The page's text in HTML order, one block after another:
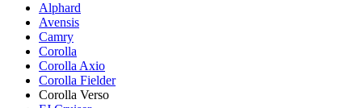
Alphard
Avensis
Camry
Corolla
Corolla Axio
Corolla Fielder
Corolla Verso